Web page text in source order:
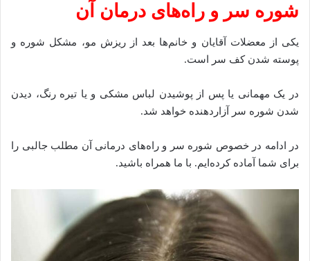
شوره سر و راه‌های درمان آن
یکی از معضلات آقایان و خانم‌ها بعد از ریزش مو، مشکل شوره و
پوسته شدن کف سر است.
در یک مهمانی یا پس از پوشیدن لباس مشکی و یا تیره رنگ، دیدن
شدن شوره سر آزاردهنده خواهد شد.
در ادامه در خصوص شوره سر و راه‌های درمانی آن مطلب جالبی را
برای شما آماده کرده‌ایم. با ما همراه باشید.